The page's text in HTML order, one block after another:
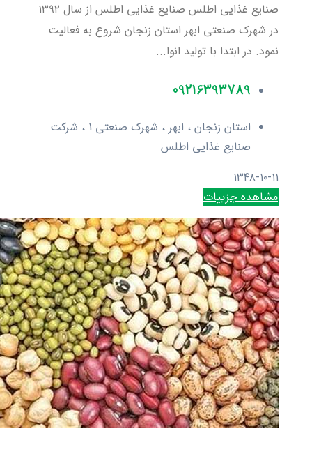
صنایع غذایی اطلس صنایع غذایی اطلس از سال ۱۳۹۲
در شهرک صنعتی ابهر استان زنجان شروع به فعالیت
نمود. در ابتدا با تولید انوا...
09216393789
استان زنجان ، ابهر ، شهرک صنعتی 1 ، شرکت
صنایع غذایی اطلس
۱۳۴۸-۱۰-۱۱
مشاهده جزییات